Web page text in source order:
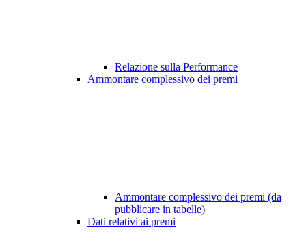
Relazione sulla Performance
Ammontare complessivo dei premi
Ammontare complessivo dei premi (da
pubblicare in tabelle)
Dati relativi ai premi